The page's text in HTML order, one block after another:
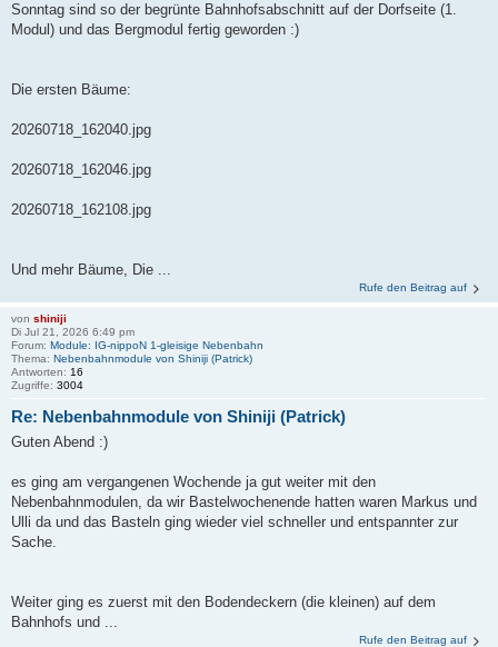
Sonntag sind so der begrünte Bahnhofsabschnitt auf der Dorfseite (1.
Modul) und das Bergmodul fertig geworden :)
Die ersten Bäume:
20260718_162040.jpg
20260718_162046.jpg
20260718_162108.jpg
Und mehr Bäume, Die ...
Rufe den Beitrag auf
von shiniji
Di Jul 21, 2026 6:49 pm
Forum: Module: IG-nippoN 1-gleisige Nebenbahn
Thema: Nebenbahnmodule von Shiniji (Patrick)
Antworten: 16
Zugriffe: 3004
Re: Nebenbahnmodule von Shiniji (Patrick)
Guten Abend :)
es ging am vergangenen Wochende ja gut weiter mit den
Nebenbahnmodulen, da wir Bastelwochenende hatten waren Markus und
Ulli da und das Basteln ging wieder viel schneller und entspannter zur
Sache.
Weiter ging es zuerst mit den Bodendeckern (die kleinen) auf dem
Bahnhofs und ...
Rufe den Beitrag auf